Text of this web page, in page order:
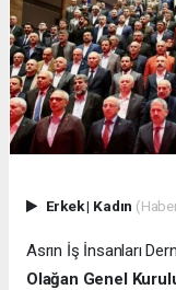
Erkek| Kadın
Asrın İş İnsanları
Olağan Genel